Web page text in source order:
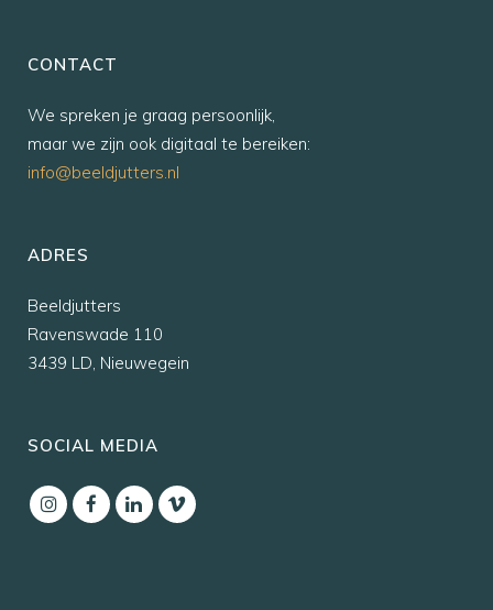
CONTACT
We spreken je graag persoonlijk,
maar we zijn ook digitaal te bereiken:
info@beeldjutters.nl
ADRES
Beeldjutters
Ravenswade 110
3439 LD, Nieuwegein
SOCIAL MEDIA